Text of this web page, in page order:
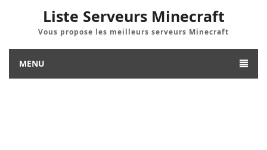
Liste Serveurs Minecraft
Vous propose les meilleurs serveurs Minecraft
MENU